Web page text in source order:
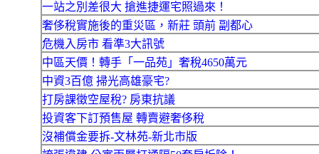
一站之別差很大 搶進捷運宅照過來！
奢侈稅實施後的重災區，新莊 頭前 副都心
危機入房市 看準3大訊號
中區天價！轉手「一品苑」奢稅4650萬元
中資3百億 掃光高雄豪宅?
打房課徵空屋稅? 房東抗議
投資客下訂預售屋 轉賣避奢侈稅
沒補償金要拆-文林苑-新北市版